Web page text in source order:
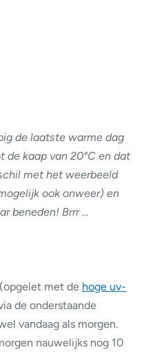
de laatste warme dag
de kaap van 20°C en dat
met het weerbeeld
ook onweer) en
beneden! Brrr …
met de hoge uv-
de onderstaande
vandaag als morgen.
nauwelijks nog 10